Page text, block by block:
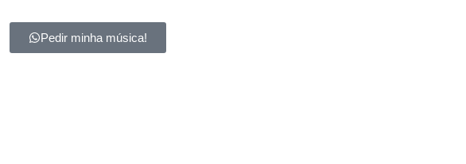
Pedir minha música!